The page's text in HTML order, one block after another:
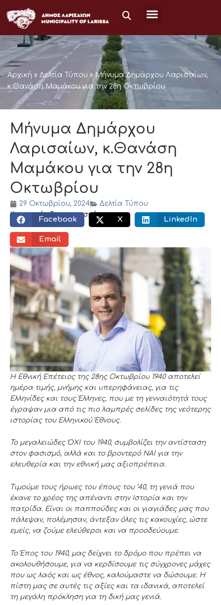
στο
περιεχόμενο
Αρχική » Δελτία Τύπου » Μήνυμα Δημάρχου Λαρισαίων,
κ.Θανάση Μαμάκου για την 28η Οκτωβρίου
Μήνυμα Δημάρχου
Λαρισαίων, κ.Θανάση
Μαμάκου για την 28η
Οκτωβρίου
29 Οκτωβρίου, 2024
Δελτία Τύπου
Κοινωνικός διαμοιρασμός:
Facebook X LinkedIn
Email
Η Εθνική Επέτειος της 28ης Οκτωβρίου 1940 αποτελεί
ημέρα τιμής, μνήμης και υπερηφάνειας, για τις
Ελληνίδες και τους Έλληνες, που με τη γενναιότητά τους
έγραψαν μια από τις πιο λαμπρές σελίδες της νεότερης
ιστορίας του Ελληνικού Έθνους.
Το μεγαλειώδες ΌΧΙ του 1940, συμβολίζει την αντίσταση
στον φασισμό, αλλά και το βροντερό ΝΑΙ για την
ελευθερία και την εθνική μας αξιοπρέπεια.
Τιμούμε τους ήρωες του έπους του ’40, τη γενιά που
έκανε το χρέος της απέναντι στην Ιστορία και την
πατρίδα. Είναι οι παππούδες και οι γιαγιάδες μας που
πάλεψαν, πολέμησαν, άντεξαν όλες τις κακουχίες, ώστε
εμείς, να ζούμε ελεύθεροι και να προοδεύουμε.
Το Έπος του 1940, μας δείχνει το δρόμο που πρέπει να
ακολουθήσουμε, για να κερδίσουμε τις σύγχρονες μάχες
που ως λαός και ως έθνος, καλούμαστε να δώσουμε. Η
πίστη μας σε αυτές τις αξίες και τα ιδανικά, αποτελεί
τη μεγάλη πρόκληση για τη δική μας γενιά.